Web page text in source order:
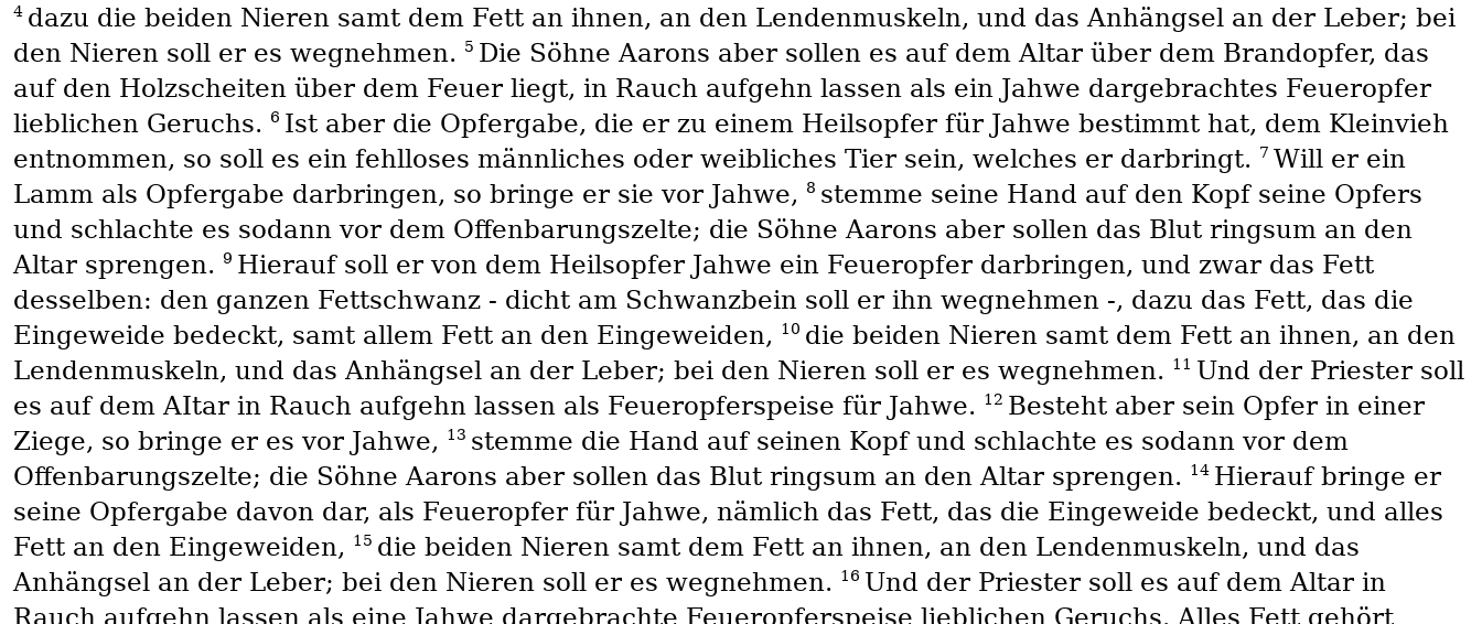
4 dazu die beiden Nieren samt dem Fett an ihnen, an den Lendenmuskeln, und das Anhängsel an der Leber; bei
den Nieren soll er es wegnehmen. 5 Die Söhne Aarons aber sollen es auf dem Altar über dem Brandopfer, das
auf den Holzscheiten über dem Feuer liegt, in Rauch aufgehn lassen als ein Jahwe dargebrachtes Feueropfer
lieblichen Geruchs. 6 Ist aber die Opfergabe, die er zu einem Heilsopfer für Jahwe bestimmt hat, dem Kleinvieh
entnommen, so soll es ein fehlloses männliches oder weibliches Tier sein, welches er darbringt. 7 Will er ein
Lamm als Opfergabe darbringen, so bringe er sie vor Jahwe,
8 stemme seine Hand auf den Kopf seine Opfers
und schlachte es sodann vor dem Offenbarungszelte; die Söhne Aarons aber sollen das Blut ringsum an den
Altar sprengen. 9 Hierauf soll er von dem Heilsopfer Jahwe ein Feueropfer darbringen, und zwar das Fett
desselben: den ganzen Fettschwanz - dicht am Schwanzbein soll er ihn wegnehmen -, dazu das Fett, das die
Eingeweide bedeckt, samt allem Fett an den Eingeweiden,
10 die beiden Nieren samt dem Fett an ihnen, an den
Lendenmuskeln, und das Anhängsel an der Leber; bei den Nieren soll er es wegnehmen. 11 Und der Priester soll
es auf dem AItar in Rauch aufgehn lassen als Feueropferspeise für Jahwe. 12 Besteht aber sein Opfer in einer
Ziege, so bringe er es vor Jahwe,
13 stemme die Hand auf seinen Kopf und schlachte es sodann vor dem
Offenbarungszelte; die Söhne Aarons aber sollen das Blut ringsum an den Altar sprengen. 14 Hierauf bringe er
seine Opfergabe davon dar, als Feueropfer für Jahwe, nämlich das Fett, das die Eingeweide bedeckt, und alles
Fett an den Eingeweiden,
15 die beiden Nieren samt dem Fett an ihnen, an den Lendenmuskeln, und das
Anhängsel an der Leber; bei den Nieren soll er es wegnehmen. 16 Und der Priester soll es auf dem Altar in
Rauch aufgehn lassen als eine Jahwe dargebrachte Feueropferspeise lieblichen Geruchs. Alles Fett gehört